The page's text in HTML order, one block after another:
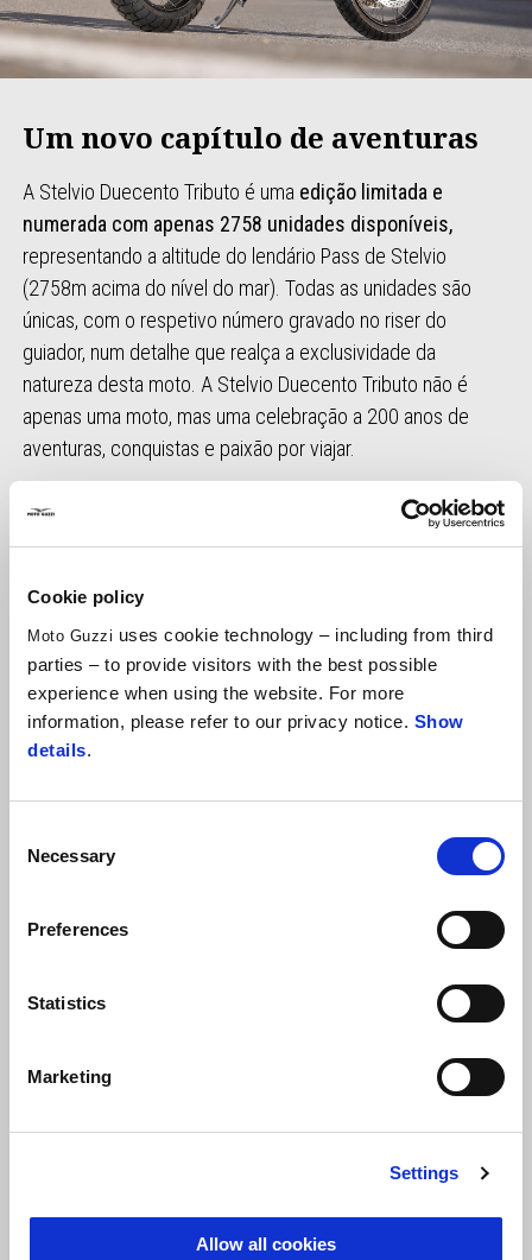
Cookie policy
Moto Guzzi uses cookie technology – including from third
parties – to provide visitors with the best possible
experience when using the website. For more
information, please refer to our privacy notice. Show
details.
Selection
Necessary
Preferences
Statistics
Marketing
Settings
Allow all cookies
Um novo capítulo de aventuras
A Stelvio Duecento Tributo é uma edição limitada e
numerada com apenas 2758 unidades disponíveis,
representando a altitude do lendário Pass de Stelvio
(2758m acima do nível do mar). Todas as unidades são
únicas, com o respetivo número gravado no riser do
guiador, num detalhe que realça a exclusividade da
natureza desta moto. A Stelvio Duecento Tributo não é
apenas uma moto, mas uma celebração a 200 anos de
aventuras, conquistas e paixão por viajar.
Com o seu esquema cromático exclusivo, que combina o
brancoda neve comapontamentos de vermelho e de azul
pensada para aqueles que anseiam por viagens inesquecíveis.
Desde os gráficos que simbolizam as curvas do Stelvio Pass
às coordenadas que convidam a explorar novos destinos,